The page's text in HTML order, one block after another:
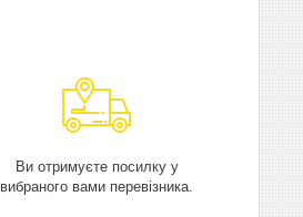
Ви отримуєте посилку у
вибраного вами перевізника.